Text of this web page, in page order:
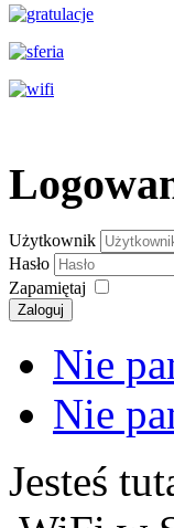
Użytkownik
Hasło
Zapamiętaj
Zaloguj
Nie
Nie
Jesteś